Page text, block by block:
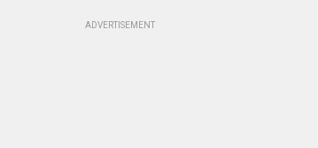
ADVERTISEMENT